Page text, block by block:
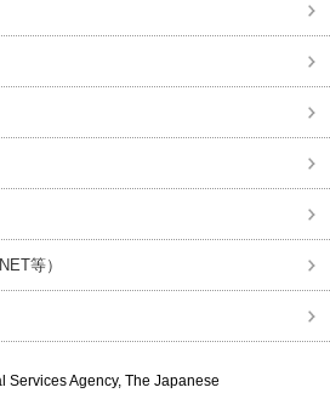
等）
Services Agency, The Japanese